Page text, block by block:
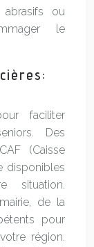
ou
le
faciliter
Des
(Caisse
disponibles
situation.
de la
pour
région.